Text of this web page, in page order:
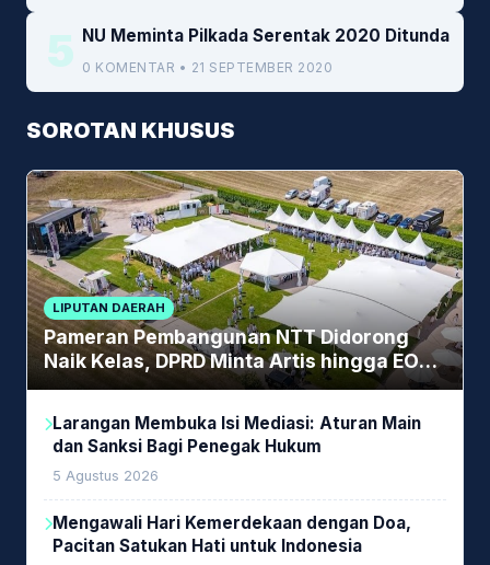
5 NU Meminta Pilkada Serentak 2020 Ditunda
0 KOMENTAR • 21 SEPTEMBER 2020
SOROTAN KHUSUS
LIPUTAN DAERAH
Pameran Pembangunan NTT Didorong
Naik Kelas, DPRD Minta Artis hingga EO
Lokal Jadi Prioritas
Larangan Membuka Isi Mediasi: Aturan Main
dan Sanksi Bagi Penegak Hukum
5 Agustus 2026
Mengawali Hari Kemerdekaan dengan Doa,
Pacitan Satukan Hati untuk Indonesia